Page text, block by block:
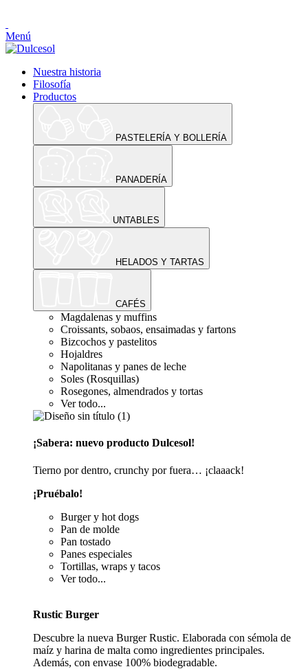
Menú
Nuestra historia
Filosofía
Productos
PASTELERÍA Y BOLLERÍA
PANADERÍA
UNTABLES
HELADOS Y TARTAS
CAFÉS
Magdalenas y muffins
Croissants, sobaos, ensaimadas y fartons
Bizcochos y pastelitos
Hojaldres
Napolitanas y panes de leche
Soles (Rosquillas)
Rosegones, almendrados y tortas
Ver todo...
¡Sabera: nuevo producto Dulcesol!
Tierno por dentro, crunchy por fuera… ¡claaack!
¡Pruébalo!
Burger y hot dogs
Pan de molde
Pan tostado
Panes especiales
Tortillas, wraps y tacos
Ver todo...
Rustic Burger
Descubre la nueva Burger Rustic. Elaborada con sémola de
maíz y harina de malta como ingredientes principales.
Además, con envase 100% biodegradable.